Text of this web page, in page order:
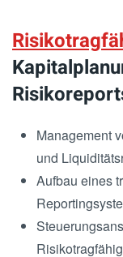
Management
und
Aufbau eines